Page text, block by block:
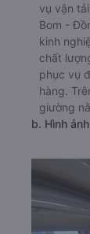
vụ vận
Bom -
kinh
chất
phục vụ
hàng.
giường
b. Hình